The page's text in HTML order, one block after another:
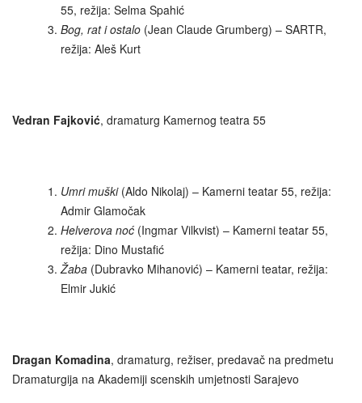
55, režija: Selma Spahić
Bog, rat i ostalo (Jean Claude Grumberg) – SARTR,
režija: Aleš Kurt
Vedran Fajković, dramaturg Kamernog teatra 55
Umri muški (Aldo Nikolaj) – Kamerni teatar 55, režija:
Admir Glamočak
Helverova noć (Ingmar Vilkvist) – Kamerni teatar 55,
režija: Dino Mustafić
Žaba (Dubravko Mihanović) – Kamerni teatar, režija:
Elmir Jukić
Dragan Komadina, dramaturg, režiser, predavač na predmetu
Dramaturgija na Akademiji scenskih umjetnosti Sarajevo